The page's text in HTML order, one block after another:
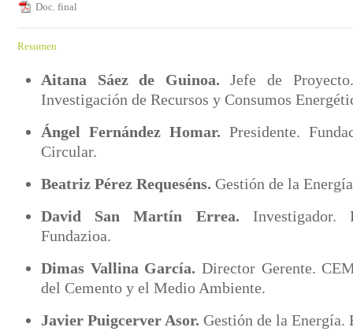
Doc. final
Resumen
Aitana Sáez de Guinoa.Jefe de
Investigación de Recursos y Consumos
Ángel Fernández Homar. Presidente.
Circular.
Beatriz Pérez Requeséns. Gestión de la
David San Martín Errea. Investigador.
Fundazioa.
Dimas Vallina García. Director Gerente.
del Cemento y el Medio Ambiente.
Javier Puigcerver Asor. Gestión de la Energía.